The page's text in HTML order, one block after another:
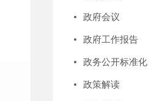
政府会议
政府工作报告
政务公开标准化
政策解读